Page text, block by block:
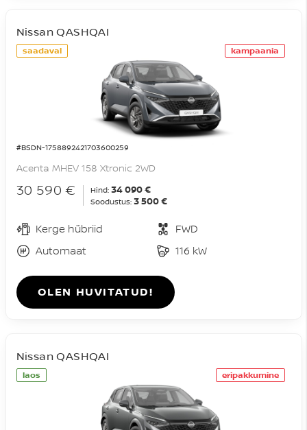
saadaval kampaania
#BSDN-1758892421703600259
Nissan QASHQAI
Acenta MHEV 158 Xtronic 2WD
30 590 € Hind: 34 090 €
Soodustus: 3 500 €
Kerge hübriid
FWD
Automaat
116 kW
OLEN HUVITATUD!
laos eripakkumine
Nissan QASHQAI